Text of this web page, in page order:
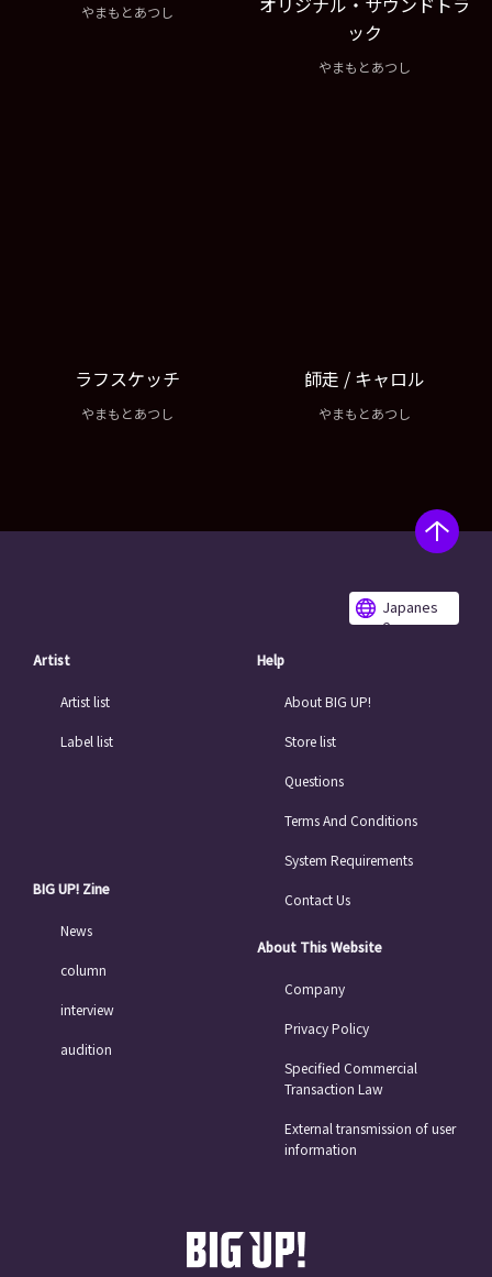
やまもとあつし
ック
やまもとあつし
ラフスケッチ
やまもとあつし
師走 / キャロル
やまもとあつし
Japanes
e
Artist
Artist list
Label list
BIG UP! Zine
News
column
interview
audition
Help
About BIG UP!
Store list
Questions
Terms And Conditions
System Requirements
Contact Us
About This Website
Company
Privacy Policy
Specified Commercial
Transaction Law
External transmission of user
information